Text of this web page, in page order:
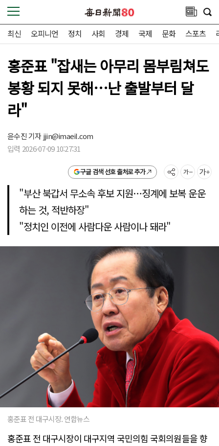
최신 오피니언 정치 사회 경제 국제 문화 스포츠
홍준표 "잡새는 아무리 몸부림쳐도
봉황 되지 못해…난 출발부터 달
라"
윤수진 기자jjin@imaeil.com
입력 2026-07-09 10:27:31
구글 검색 선호 출처로 추가
"부산 북갑서 무소속 후보 지원…징계에 보복 운운
하는 것, 적반하장"
"정치인 이전에 사람다운 사람이나 돼라"
홍준표 전 대구시장. 연합뉴스
홍준표 전 대구시장이 대구지역 국민의힘 국회의원들을 향